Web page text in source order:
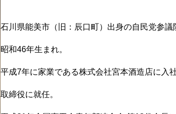
石川県能美市（旧：辰口町）出身の自民党参議
昭和46年生まれ。
平成7年に家業である株式会社宮本酒造店に入
取締役に就任。